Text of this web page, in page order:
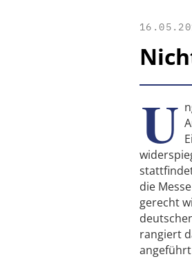
U
die
gerecht
rangiert